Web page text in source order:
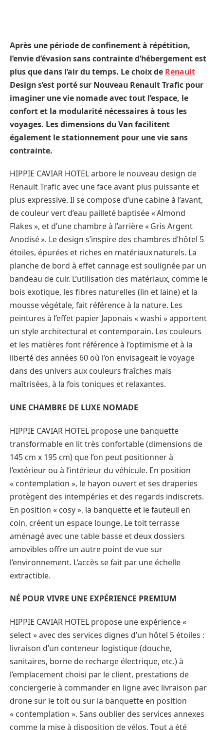
Après une période de confinement à répétition,
l’envie d’évasion sans contrainte d’hébergement est
plus que dans l’air du temps. Le choix de Renault
Design s’est porté sur Nouveau Renault Trafic pour
imaginer une vie nomade avec tout l’espace, le
confort et la modularité nécessaires à tous les
voyages. Les dimensions du Van facilitent
également le stationnement pour une vie sans
contrainte.
HIPPIE CAVIAR HOTEL arbore le nouveau design de
Renault Trafic avec une face avant plus puissante et
plus expressive. Il se compose d’une cabine à l’avant,
de couleur vert d’eau pailleté baptisée « Almond
Flakes », et d’une chambre à l’arrière « Gris Argent
Anodisé ». Le design s’inspire des chambres d’hôtel 5
étoiles, épurées et riches en matériaux naturels. La
planche de bord à effet cannage est soulignée par un
bandeau de cuir. L’utilisation des matériaux, comme le
bois exotique, les fibres naturelles (lin et laine) et la
mousse végétale, fait référence à la nature. Les
peintures à l’effet papier Japonais « washi » apportent
un style architectural et contemporain. Les couleurs
et les matières font référence à l’optimisme et à la
liberté des années 60 où l’on envisageait le voyage
dans des univers aux couleurs fraîches mais
maîtrisées, à la fois toniques et relaxantes.
UNE CHAMBRE DE LUXE NOMADE
HIPPIE CAVIAR HOTEL propose une banquette
transformable en lit très confortable (dimensions de
145 cm x 195 cm) que l’on peut positionner à
l’extérieur ou à l’intérieur du véhicule. En position
« contemplation », le hayon ouvert et ses draperies
protègent des intempéries et des regards indiscrets.
En position « cosy », la banquette et le fauteuil en
coin, créent un espace lounge. Le toit terrasse
aménagé avec une table basse et deux dossiers
amovibles offre un autre point de vue sur
l’environnement. L’accès se fait par une échelle
extractible.
NÉ POUR VIVRE UNE EXPÉRIENCE PREMIUM
HIPPIE CAVIAR HOTEL propose une expérience «
select » avec des services dignes d’un hôtel 5 étoiles :
livraison d’un conteneur logistique (douche,
sanitaires, borne de recharge électrique, etc.) à
l’emplacement choisi par le client, prestations de
conciergerie à commander en ligne avec livraison par
drone sur le toit ou sur la banquette en position
« contemplation ». Sans oublier des services annexes
comme la mise à disposition de vélos. Tout a été